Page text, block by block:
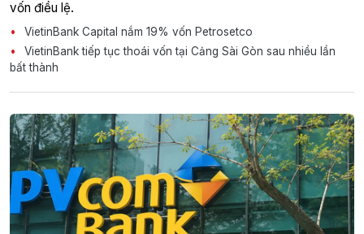
vốn điều lệ.
VietinBank Capital nắm 19% vốn Petrosetco
VietinBank tiếp tục thoái vốn tại Cảng Sài Gòn sau nhiều lần
bất thành